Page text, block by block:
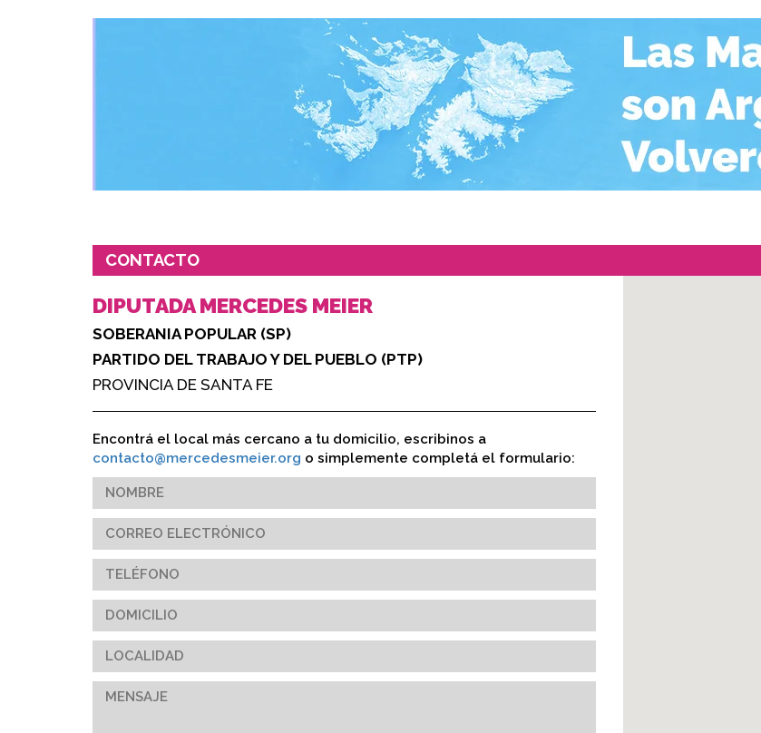
CONTACTO
DIPUTADA MERCEDES MEIER
SOBERANIA POPULAR (SP)
PARTIDO DEL TRABAJO Y DEL PUEBLO (PTP)
PROVINCIA DE SANTA FE
Encontrá el local más cercano a tu domicilio, escribinos a
contacto@mercedesmeier.org o simplemente completá el formulario: